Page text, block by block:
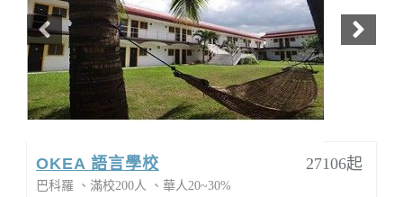
OKEA 語言學校 27106起
巴科羅 滿校200人
華人20~30%